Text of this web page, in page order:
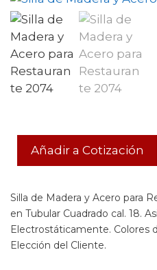
Añadir a Cotización
Silla de Madera y Acero para
en Tubular Cuadrado cal. 18.
Electrostáticamente. Colores
Elección del Cliente.